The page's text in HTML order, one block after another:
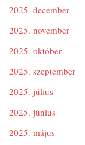
2025. december
2025. november
2025. október
2025. szeptember
2025. július
2025. június
2025. május